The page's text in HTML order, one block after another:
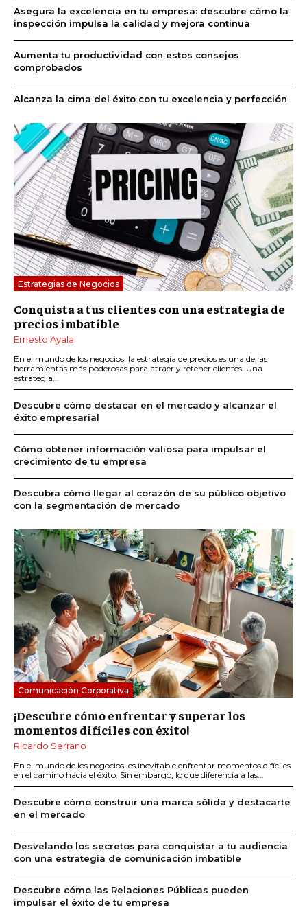
Asegura la excelencia en tu empresa: descubre cómo la
inspección impulsa la calidad y mejora continua
Aumenta tu productividad con estos consejos
comprobados
Alcanza la cima del éxito con tu excelencia y perfección
Estrategias de Negocios
Conquista a tus clientes con una estrategia de
precios imbatible
Ernesto Ayala
En el mundo de los negocios, la estrategia de precios es una de las
herramientas más poderosas para atraer y retener clientes. Una
estrategia...
Descubre cómo destacar en el mercado y alcanzar el
éxito empresarial
Cómo obtener información valiosa para impulsar el
crecimiento de tu empresa
Descubra cómo llegar al corazón de su público objetivo
con la segmentación de mercado
Comunicación Corporativa
¡Descubre cómo enfrentar y superar los
momentos difíciles con éxito!
Ricardo Serrano
En el mundo de los negocios, es inevitable enfrentar momentos difíciles
en el camino hacia el éxito. Sin embargo, lo que diferencia a las...
Descubre cómo construir una marca sólida y destacarte
en el mercado
Desvelando los secretos para conquistar a tu audiencia
con una estrategia de comunicación imbatible
Descubre cómo las Relaciones Públicas pueden
impulsar el éxito de tu empresa